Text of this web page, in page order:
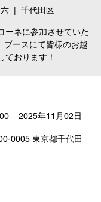
千代田区
ーネに参加させていた
ブースにて皆様のお越
ております！
– 2025年11月02日
0005 東京都千代田